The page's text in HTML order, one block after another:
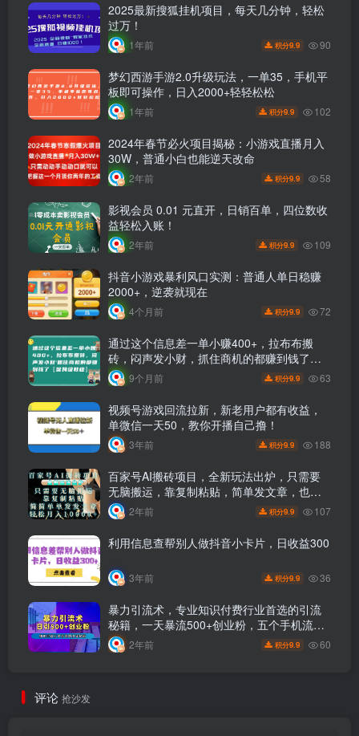
2025最新搜狐挂机项目，每天几分钟，轻松
过万！
1年前 积分9.9 90
梦幻西游手游2.0升级玩法，一单35，手机平
板即可操作，日入2000+轻轻松松
1年前 积分9.9 102
2024年春节必火项目揭秘：小游戏直播月入
30W，普通小白也能逆天改命
2年前 积分9.9 58
影视会员 0.01 元直开，日销百单，四位数收
益轻松入账！
2年前 积分9.9 109
抖音小游戏暴利风口实测：普通人单日稳赚
2000+，逆袭就现在
4个月前 积分9.9 72
通过这个信息差一单小赚400+，拉布布搬
砖，闷声发小财，抓住商机的都赚到钱了
【保姆级教程】
9个月前 积分9.9 63
视频号游戏回流拉新，新老用户都有收益，
单微信一天50，教你开播自己撸！
3年前 积分9.9 188
百家号AI搬砖项目，全新玩法出炉，只需要
无脑搬运，靠复制粘贴，简单发文章，也能
轻松月入10000+
2年前 积分9.9 107
利用信息查帮别人做抖音小卡片，日收益300
3年前 积分9.9 36
暴力引流术，专业知识付费行业首选的引流
秘籍，一天暴流500+创业粉，五个手机流量
接不完！
2年前 积分9.9 60
评论 抢沙发